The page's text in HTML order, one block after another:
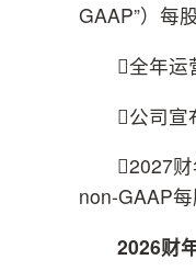
GAAP”）每
全年运
公司宣
2027
non-GAAP
2026财